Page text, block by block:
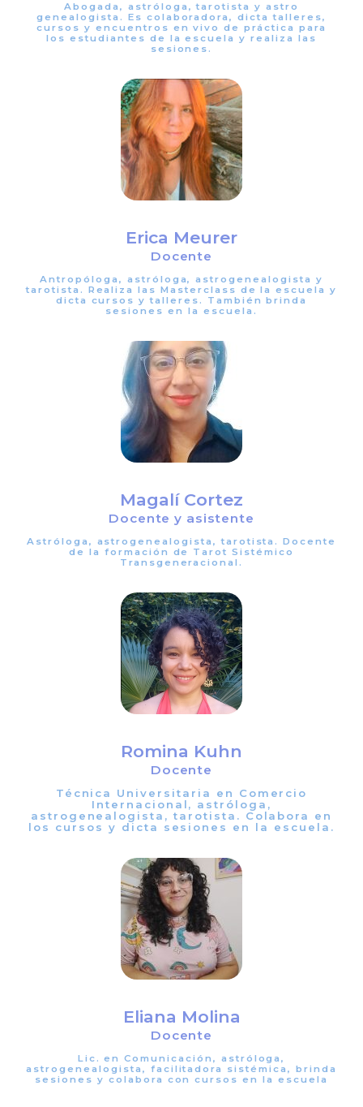
Abogada, astróloga, tarotista y astro
genealogista. Es colaboradora, dicta talleres,
cursos y encuentros en vivo de práctica para
los estudiantes de la escuela y realiza las
sesiones.
Erica Meurer
Docente
Antropóloga, astróloga, astrogenealogista y
tarotista. Realiza las Masterclass de la escuela y
dicta cursos y talleres. También brinda
sesiones en la escuela.
Magalí Cortez
Docente y asistente
Astróloga, astrogenealogista, tarotista. Docente
de la formación de Tarot Sistémico
Transgeneracional.
Romina Kuhn
Docente
Técnica Universitaria en Comercio
Internacional, astróloga,
astrogenealogista, tarotista. Colabora en
los cursos y dicta sesiones en la escuela.
Eliana Molina
Docente
Lic. en Comunicación, astróloga,
astrogenealogista, facilitadora sistémica, brinda
sesiones y colabora con cursos en la escuela